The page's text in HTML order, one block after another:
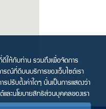
ให้กับท่าน รวมถึงเพื่อจัดการ
ณ์ที่ดีบนบริการของเว็บไซต์เรา
ปรับตั้งค่าใดๆ นั่นเป็นการแสดงว่า
ะนโยบายสิทธิส่วนบุคคลของเรา